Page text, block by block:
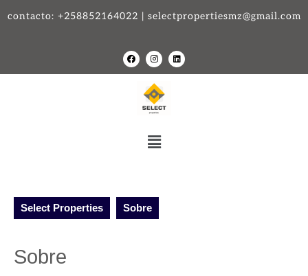
contacto: +258852164022 | selectpropertiesmz@gmail.com
Select Properties Sobre
Sobre